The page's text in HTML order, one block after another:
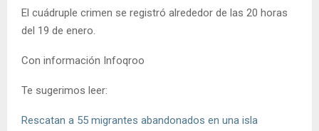
El cuádruple crimen se registró alrededor de las 20 horas
del 19 de enero.
Con información Infoqroo
Te sugerimos leer:
Rescatan a 55 migrantes abandonados en una isla